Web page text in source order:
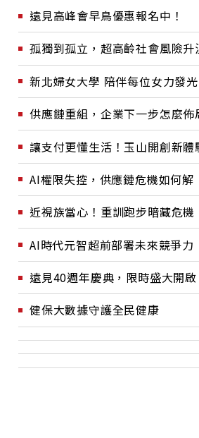
遠見高峰會早鳥優惠報名中！
孤獨到孤立，超高齡社會風險升
新北婦女大學 陪伴每位女力發光
供應鏈重組，企業下一步怎麼佈
讓支付更懂生活！玉山開創新體
AI權限失控，供應鏈危機如何解
近視族當心！重訓跑步暗藏危機
AI時代元智超前部署未來競爭力
遠見40週年慶典，限時盛大開啟
健保大數據守護全民健康